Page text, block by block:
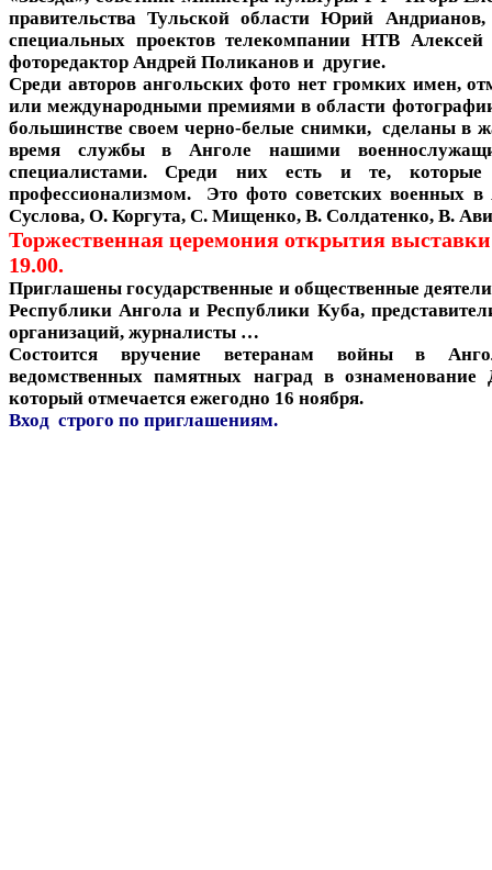
правительства Тульской области Юрий
специальных проектов телекомпании НТВ
фоторедактор Андрей Поликанов и другие.
Среди авторов ангольских фото нет громких имен,
или международными премиями в области
большинстве своем черно-белые снимки, сделаны в
время службы в Анголе нашими
специалистами. Среди них есть и те,
профессионализмом. Это фото советских военных
Суслова, О. Коргута, С. Мищенко, В. Солдатенко, В.
Торжественная церемония открытия выставки
19.00.
Приглашены государственные и общественные
Республики Ангола и Республики Куба,
организаций, журналисты …
Состоится вручение ветеранам войны в
ведомственных памятных наград в
который отмечается ежегодно 16 ноября.
Вход строго по приглашениям.